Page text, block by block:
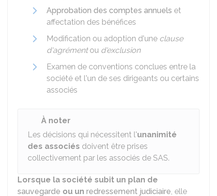
Approbation des comptes annuels et
affectation des bénéfices
Modification ou adoption d'une clause
d'agrémentou d'exclusion
Examen de conventions conclues entre la
société et l'un de ses dirigeants ou certains
associés
À noter
Les décisions qui nécessitent l'unanimité
des associés doivent être prises
collectivement par les associés de SAS.
Lorsque la société subit un plan de
sauvegarde ou un redressement judiciaire, elle